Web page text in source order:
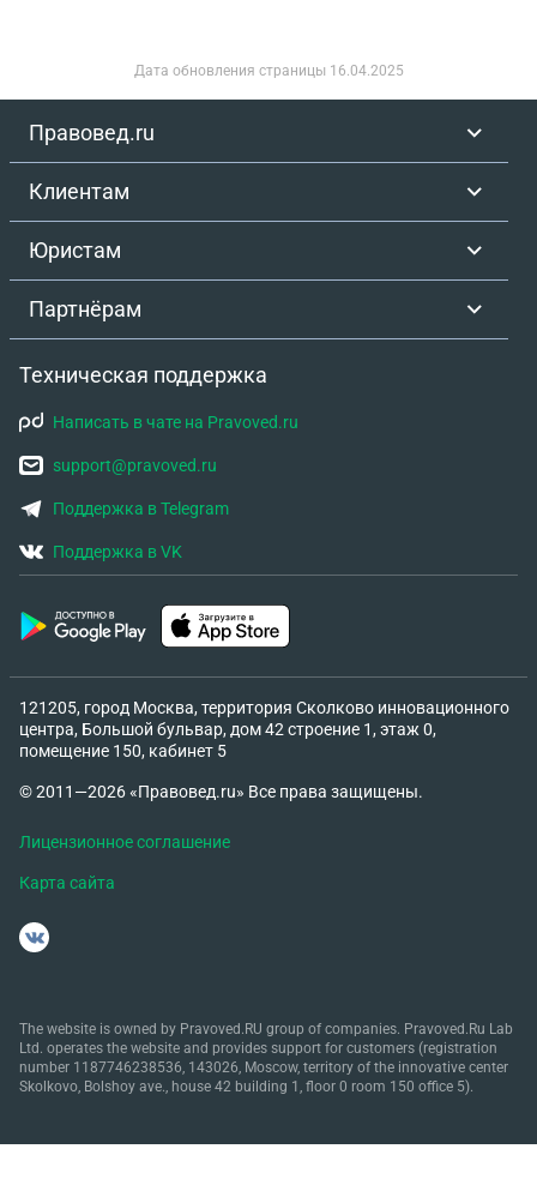
Дата обновления страницы 16.04.2025
Правовед.ru
Клиентам
Юристам
Партнёрам
Техническая поддержка
Написать в чате на Pravoved.ru
support@pravoved.ru
Поддержка в Telegram
Поддержка в VK
121205, город Москва, территория Сколково инновационного
центра, Большой бульвар, дом 42 строение 1, этаж 0,
помещение 150, кабинет 5
© 2011—2026 «Правовед.ru» Все права защищены.
Лицензионное соглашение
Карта сайта
The website is owned by Pravoved.RU group of companies. Pravoved.Ru Lab
Ltd. operates the website and provides support for customers (registration
number 1187746238536, 143026, Moscow, territory of the innovative center
Skolkovo, Bolshoy ave., house 42 building 1, floor 0 room 150 office 5).